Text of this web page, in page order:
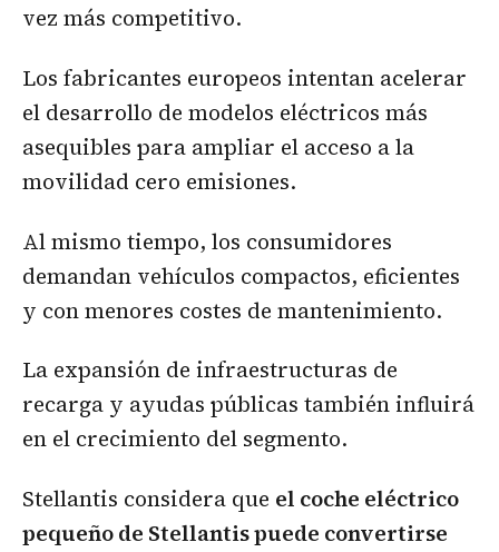
vez más competitivo.
Los fabricantes europeos intentan acelerar
el desarrollo de modelos eléctricos más
asequibles para ampliar el acceso a la
movilidad cero emisiones.
Al mismo tiempo, los consumidores
demandan vehículos compactos, eficientes
y con menores costes de mantenimiento.
La expansión de infraestructuras de
recarga y ayudas públicas también influirá
en el crecimiento del segmento.
Stellantis considera que el coche eléctrico
pequeño de Stellantis puede convertirse